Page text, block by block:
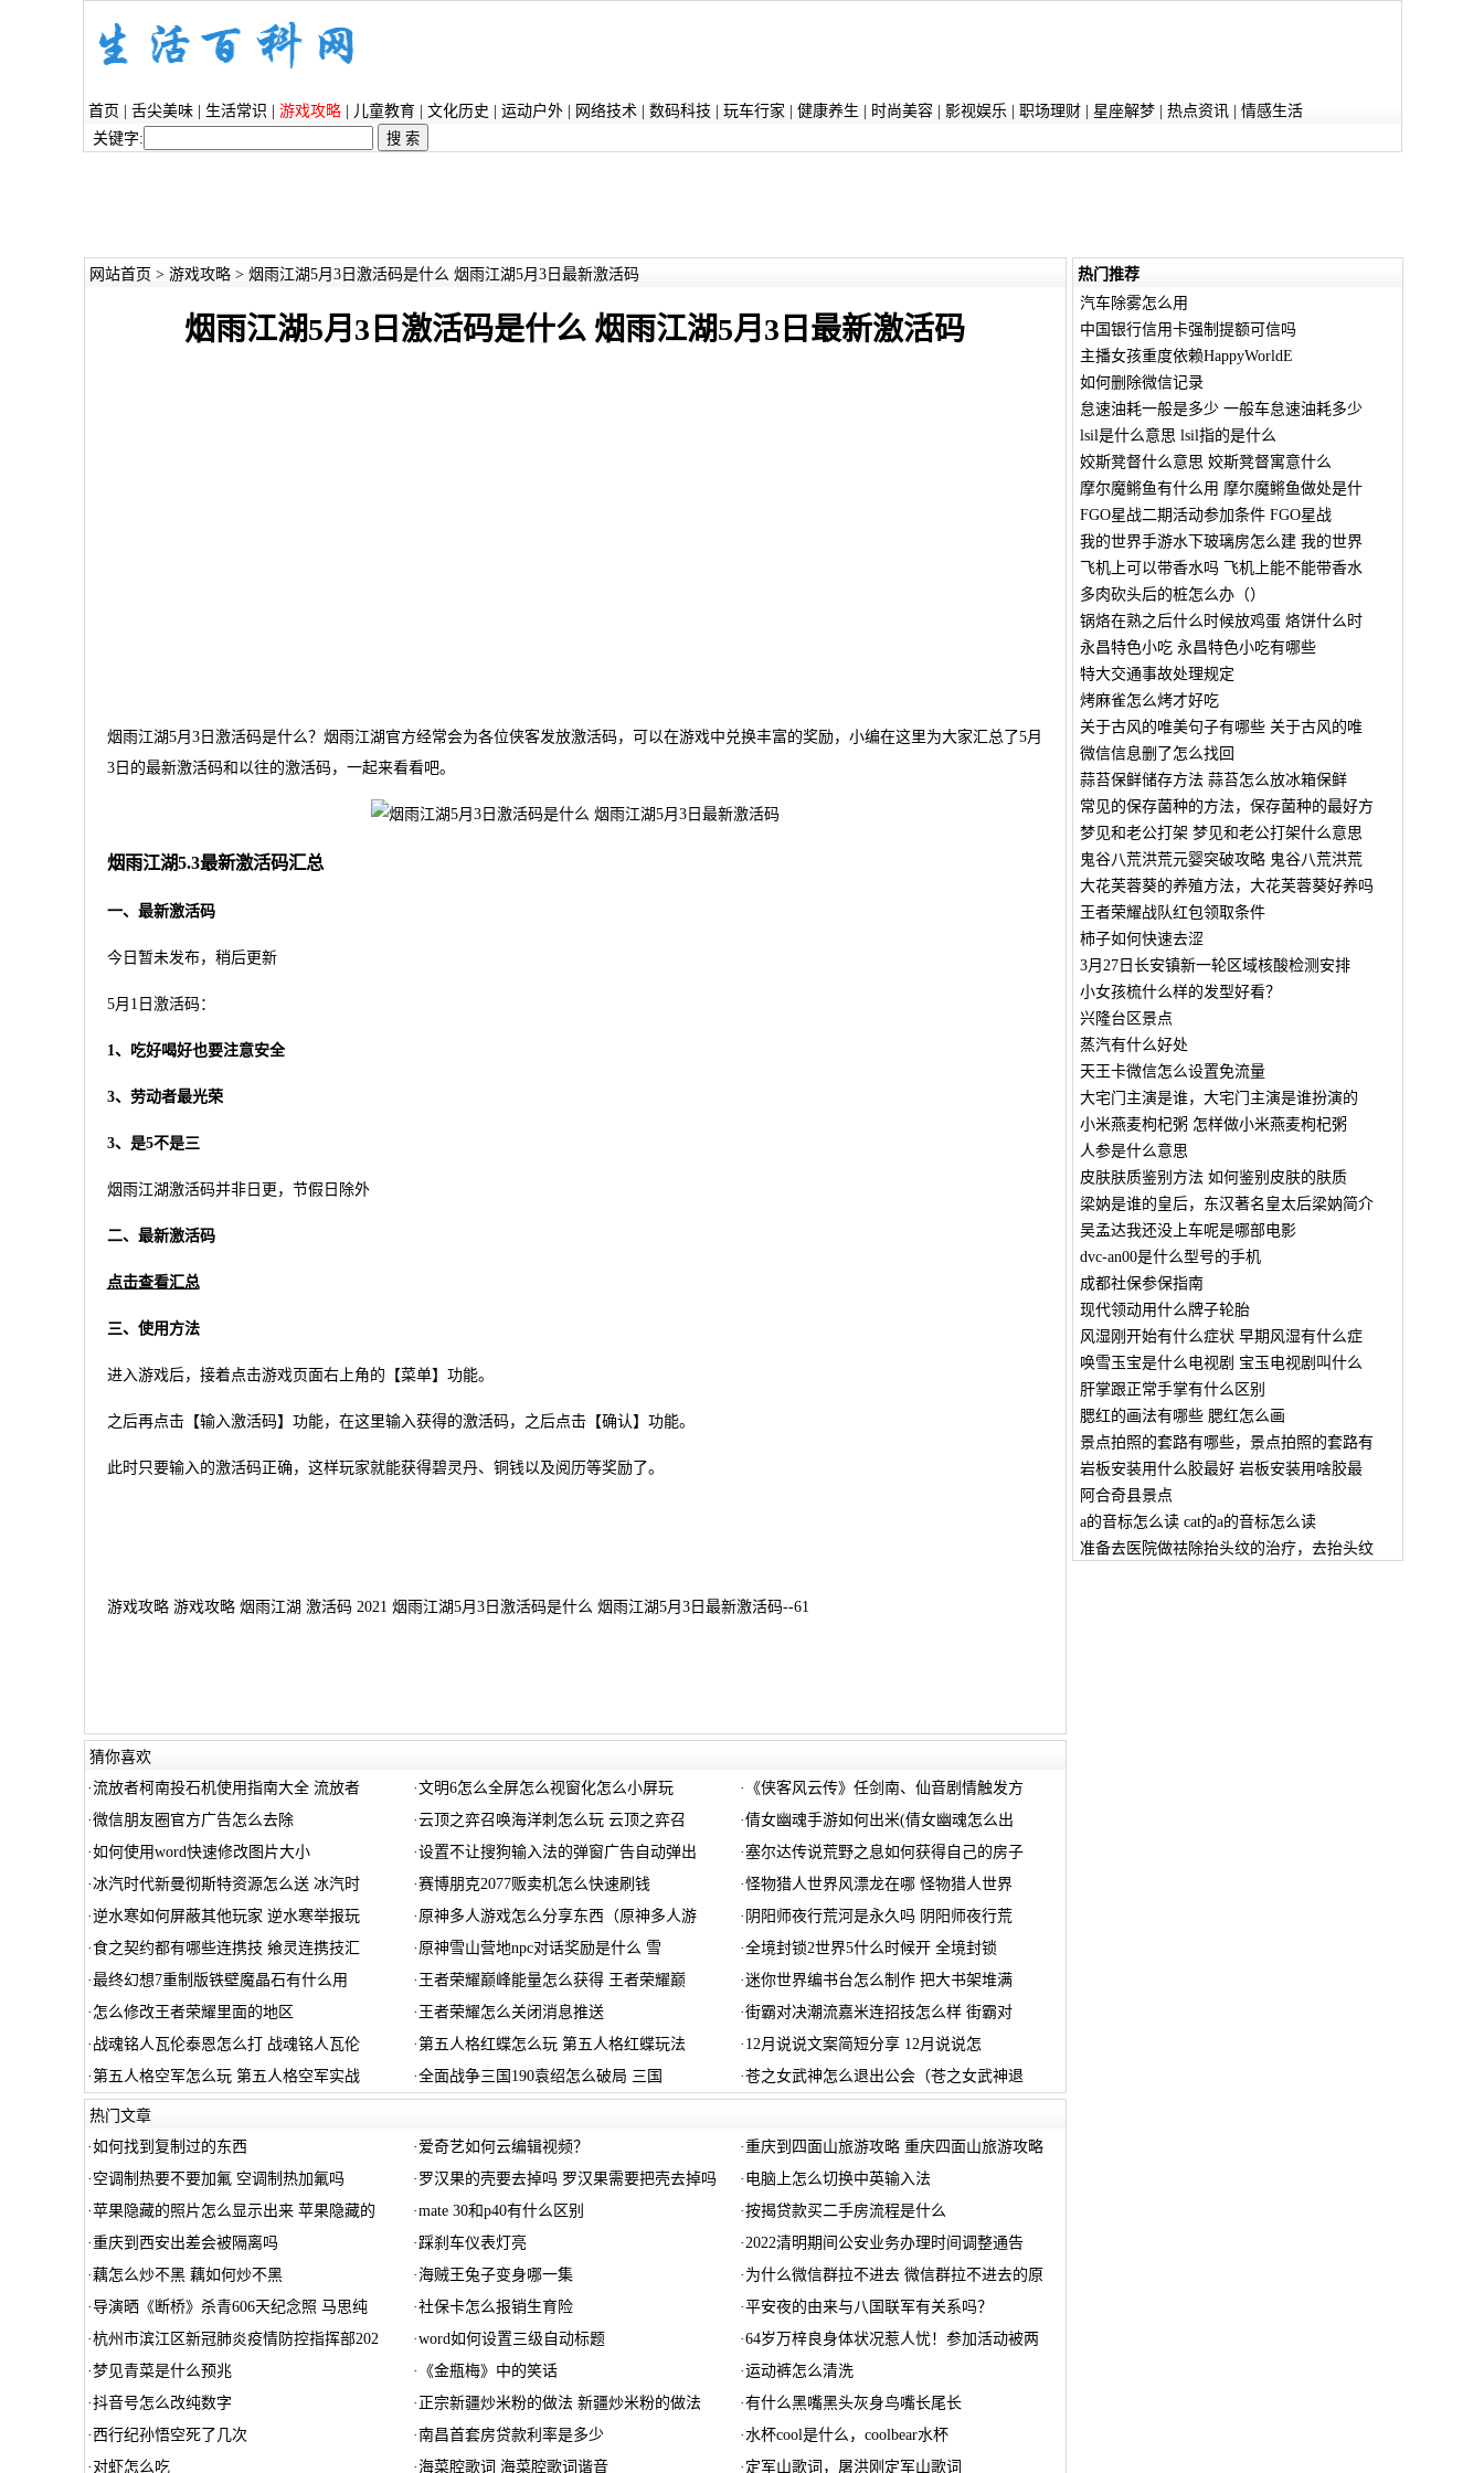
首页 舌尖美味| 生活常识 游戏攻略| 儿童教育| 文化历史 运动户外| 网络技术| 数码科技 玩车行家 健康养生 时尚美容| 影视娱乐 职场理财| 星座解梦| 热点资讯| 情感生活
关键字:
网站首页 > 游戏攻略> 烟雨江湖5月3日激活码是什么 烟雨江湖5月3日最新激活码
烟雨江湖5月3日激活码是什么 烟雨江湖5月3日最新激活码
烟雨江湖5月3日激活码是什么？烟雨江湖官方经常会为各位侠客发放激活码，可以在游戏中兑换丰富的奖励，小编在这里为大家汇总了5月
3日的最新激活码和以往的激活码，一起来看看吧。
烟雨江湖5.3最新激活码汇总
一、最新激活码
今日暂未发布，稍后更新
5月1日激活码：
1、吃好喝好也要注意安全
3、劳动者最光荣
3、是5不是三
烟雨江湖激活码并非日更，节假日除外
二、最新激活码
点击查看汇总
三、使用方法
进入游戏后，接着点击游戏页面右上角的【菜单】功能。
之后再点击【输入激活码】功能，在这里输入获得的激活码，之后点击【确认】功能。
此时只要输入的激活码正确，这样玩家就能获得碧灵丹、铜钱以及阅历等奖励了。
游戏攻略 游戏攻略 烟雨江湖 激活码 2021 烟雨江湖5月3日激活码是什么 烟雨江湖5月3日最新激活码--61
猜你喜欢
·流放者柯南投石机使用指南大全 流放者 ·文明6怎么全屏怎么视窗化怎么小屏玩 · 《侠客风云传》任剑南、仙音剧情触发方
·微信朋友圈官方广告怎么去除 ·云顶之弈召唤海洋刺怎么玩 云顶之弈召 ·倩女幽魂手游如何出米(倩女幽魂怎么出
·如何使用word快速修改图片大小 ·设置不让搜狗输入法的弹窗广告自动弹出 ·塞尔达传说荒野之息如何获得自己的房子
·冰汽时代新曼彻斯特资源怎么送 冰汽时 ·赛博朋克2077贩卖机怎么快速刷钱 ·怪物猎人世界风漂龙在哪 怪物猎人世界
·逆水寒如何屏蔽其他玩家 逆水寒举报玩 · 原神多人游戏怎么分享东西（原神多人游 · 阴阳师夜行荒河是永久吗 阴阳师夜行荒
·食之契约都有哪些连携技 飨灵连携技汇 · 原神雪山营地npc对话奖励是什么 雪 ·全境封锁2世界5什么时候开 全境封锁
·最终幻想7重制版铁壁魔晶石有什么用 · 王者荣耀巅峰能量怎么获得 王者荣耀巅 ·迷你世界编书台怎么制作 把大书架堆满
· 怎么修改王者荣耀里面的地区 · 王者荣耀怎么关闭消息推送 ·街霸对决潮流嘉米连招技怎么样 街霸对
· 战魂铭人瓦伦泰恩怎么打 战魂铭人瓦伦 ·第五人格红蝶怎么玩 第五人格红蝶玩法 · 12月说说文案简短分享 12月说说怎
·第五人格空军怎么玩 第五人格空军实战 ·全面战争三国190袁绍怎么破局 三国 ·苍之女武神怎么退出公会（苍之女武神退
热门文章
·如何找到复制过的东西 · 爱奇艺如何云编辑视频？ ·重庆到四面山旅游攻略 重庆四面山旅游攻略
· 空调制热要不要加氟 空调制热加氟吗 · 罗汉果的壳要去掉吗 罗汉果需要把壳去掉吗 · 电脑上怎么切换中英输入法
·苹果隐藏的照片怎么显示出来 苹果隐藏的 ·mate 30和p40有什么区别 ·按揭贷款买二手房流程是什么
·重庆到西安出差会被隔离吗 · 踩刹车仪表灯亮 ·2022清明期间公安业务办理时间调整通告
·藕怎么炒不黑 藕如何炒不黑 ·海贼王兔子变身哪一集 · 为什么微信群拉不进去 微信群拉不进去的原
·导演晒《断桥》杀青606天纪念照 马思纯 ·社保卡怎么报销生育险 ·平安夜的由来与八国联军有关系吗？
·杭州市滨江区新冠肺炎疫情防控指挥部202 ·word如何设置三级自动标题 ·64岁万梓良身体状况惹人忧！参加活动被两
·梦见青菜是什么预兆 · 《金瓶梅》中的笑话 ·运动裤怎么清洗
·抖音号怎么改纯数字 · 正宗新疆炒米粉的做法 新疆炒米粉的做法 ·有什么黑嘴黑头灰身鸟嘴长尾长
· 西行纪孙悟空死了几次 ·南昌首套房贷款利率是多少 ·水杯cool是什么，coolbear水杯
· 对虾怎么吃 ·海菜腔歌词 海菜腔歌词谐音 · 定军山歌词，屠洪刚定军山歌词
热门推荐
汽车除雾怎么用
中国银行信用卡强制提额可信吗
主播女孩重度依赖HappyWorldE
如何删除微信记录
怠速油耗一般是多少 一般车怠速油耗多少
lsil是什么意思 lsil指的是什么
姣斯凳督什么意思 姣斯凳督寓意什么
摩尔魔鳉鱼有什么用 摩尔魔鳉鱼做处是什
FGO星战二期活动参加条件 FGO星战
我的世界手游水下玻璃房怎么建 我的世界
飞机上可以带香水吗 飞机上能不能带香水
多肉砍头后的桩怎么办（）
锅烙在熟之后什么时候放鸡蛋 烙饼什么时
永昌特色小吃 永昌特色小吃有哪些
特大交通事故处理规定
烤麻雀怎么烤才好吃
关于古风的唯美句子有哪些 关于古风的唯
微信信息删了怎么找回
蒜苔保鲜储存方法 蒜苔怎么放冰箱保鲜
常见的保存菌种的方法，保存菌种的最好方
梦见和老公打架 梦见和老公打架什么意思
鬼谷八荒洪荒元婴突破攻略 鬼谷八荒洪荒
大花芙蓉葵的养殖方法，大花芙蓉葵好养吗
王者荣耀战队红包领取条件
柿子如何快速去涩
3月27日长安镇新一轮区域核酸检测安排
小女孩梳什么样的发型好看？
兴隆台区景点
蒸汽有什么好处
天王卡微信怎么设置免流量
大宅门主演是谁，大宅门主演是谁扮演的
小米燕麦枸杞粥 怎样做小米燕麦枸杞粥
人参是什么意思
皮肤肤质鉴别方法 如何鉴别皮肤的肤质
梁妠是谁的皇后，东汉著名皇太后梁妠简介
吴孟达我还没上车呢是哪部电影
dvc-an00是什么型号的手机
成都社保参保指南
现代领动用什么牌子轮胎
风湿刚开始有什么症状 早期风湿有什么症
唤雪玉宝是什么电视剧 宝玉电视剧叫什么
肝掌跟正常手掌有什么区别
腮红的画法有哪些 腮红怎么画
景点拍照的套路有哪些，景点拍照的套路有
岩板安装用什么胶最好 岩板安装用啥胶最
阿合奇县景点
a的音标怎么读 cat的a的音标怎么读
准备去医院做祛除抬头纹的治疗，去抬头纹